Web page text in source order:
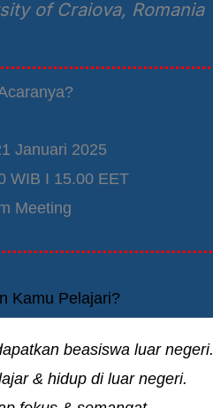
of Craiova, Romania
Januari 2025
WIB I 15.00 EET
Meeting
Kamu Pelajari?
beasiswa luar negeri.
& hidup di luar negeri.